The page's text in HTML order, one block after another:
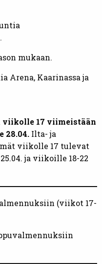
mukaan.
Arena, Kaarinassa ja
17 viimeistään
28.04. Ilta- ja
viikolle 17 tulevat
ja viikoille 18-22
(viikot 17-